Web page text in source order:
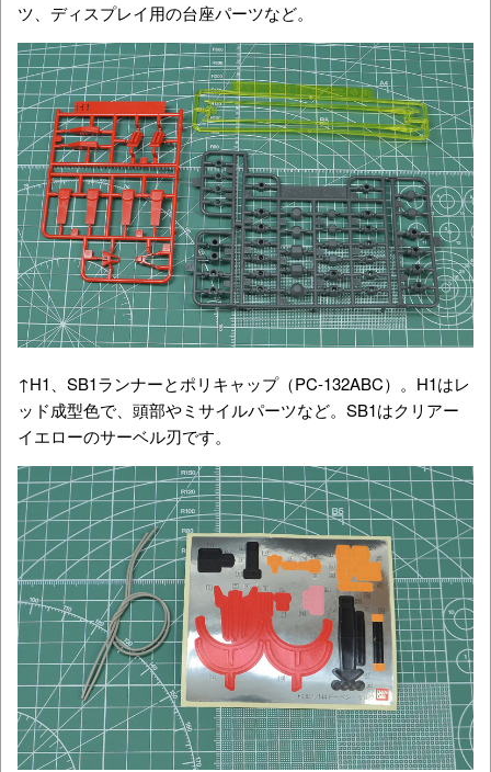
ツ、ディスプレイ用の台座パーツなど。
↑H1、SB1ランナーとポリキャップ（PC-132ABC）。H1はレ
ッド成型色で、頭部やミサイルパーツなど。SB1はクリアー
イエローのサーベル刃です。